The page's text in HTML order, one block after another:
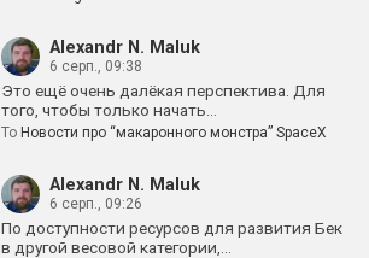
Alexandr N. Maluk
6 серп., 09:38
Это ещё очень далёкая перспектива. Для
того, чтобы только начать…
To Новости про “макаронного монстра” SpaceX
Alexandr N. Maluk
6 серп., 09:26
По доступности ресурсов для развития Бек
в другой весовой категории,…